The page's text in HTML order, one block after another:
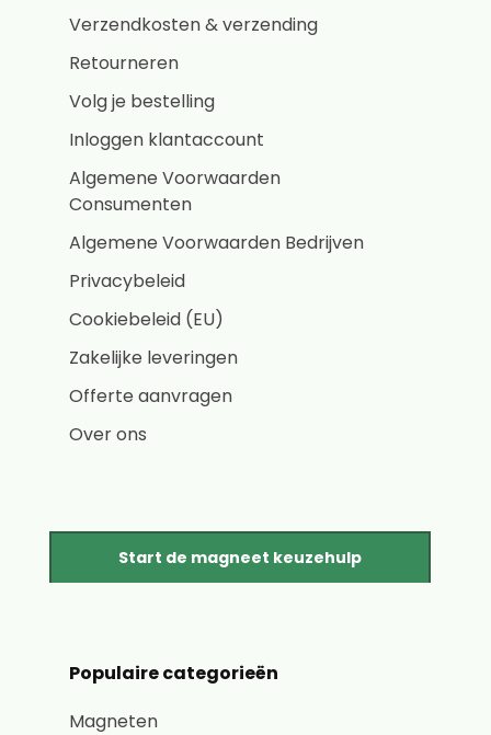
Verzendkosten & verzending
Retourneren
Volg je bestelling
Inloggen klantaccount
Algemene Voorwaarden
Consumenten
Algemene Voorwaarden Bedrijven
Privacybeleid
Cookiebeleid (EU)
Zakelijke leveringen
Offerte aanvragen
Over ons
Start de magneet keuzehulp
Populaire categorieën
Magneten